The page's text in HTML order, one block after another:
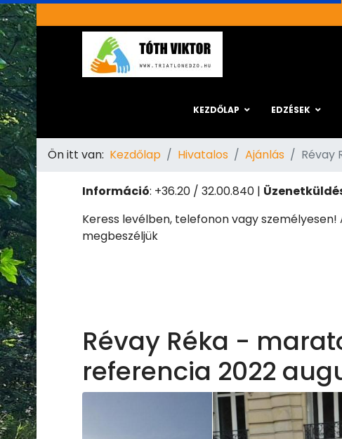
KEZDŐLAP EDZÉSEK
Ön itt van: Kezdőlap Hivatalos Ajánlás Révay
Információ: +36.20 / 32.00.840 |
Keress levélben, telefonon vagy
megbeszéljük
Révay Réka -
referencia 2022